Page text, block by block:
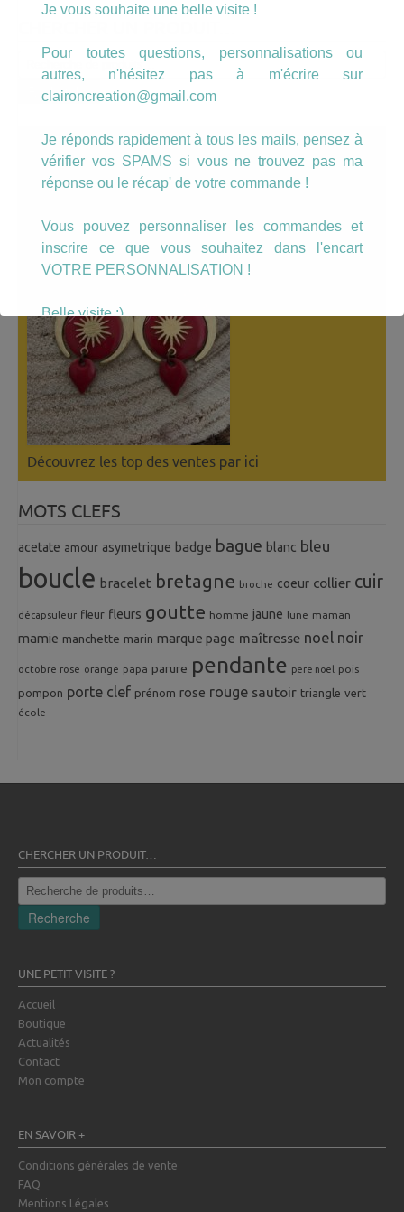
Recherche
pour :
Recherche
A LÀ UNE
Découvrez les top des ventes par ici
MOTS CLEFS
acetate amour asymetrique badge bague blanc bleu
boucle bracelet bretagne broche coeur collier cuir
décapsuleur fleur fleurs goutte homme jaune lune maman
mamie manchette marin marque page maîtresse noel noir
octobre rose orange papa parure pendante pere noel pois
pompon porte clef prénom rose rouge sautoir triangle vert
école
CHERCHER UN PRODUIT…
Recherche
pour :
Recherche
UNE PETIT VISITE ?
Accueil
Boutique
Actualités
Contact
Mon compte
EN SAVOIR +
Conditions générales de vente
FAQ
Mentions Légales
Je vous souhaite une belle visite !
Pour toutes questions, personnalisations ou
autres, n'hésitez pas à m'écrire sur
claironcreation@gmail.com
Je réponds rapidement à tous les mails, pensez à
vérifier vos SPAMS si vous ne trouvez pas ma
réponse ou le récap' de votre commande !
Vous pouvez personnaliser les commandes et
inscrire ce que vous souhaitez dans l'encart
VOTRE PERSONNALISATION !
Belle visite :)